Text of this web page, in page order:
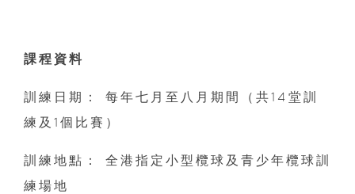
課程資料
訓練日期： 每年七月至八月期間（共14堂訓
練及1個比賽）
訓練地點： 全港指定小型欖球及青少年欖球訓
練場地